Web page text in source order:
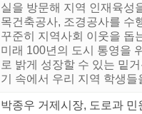
실을 방문해 지역 인재육성
목건축공사, 조경공사를 수
꾸준히 지역사회 이웃을 돕
미래 100년의 도시 통영을
로 밝게 성장할 수 있는 밑
기 속에서 우리 지역 학생
박종우 거제시장, 도로과